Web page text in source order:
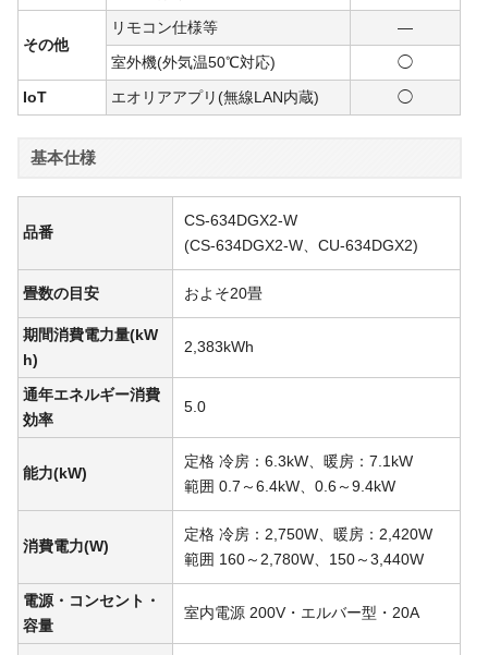
その他
リモコン仕様等
―
室外機(外気温50℃対応)
◯
IoT
エオリアアプリ(無線LAN内蔵) ◯
基本仕様
品番
CS-634DGX2-W
(CS-634DGX2-W、CU-634DGX2)
畳数の目安 およそ20畳
期間消費電力量(kW
h)
2,383kWh
通年エネルギー消費
効率
5.0
能力(kW)
定格 冷房：6.3kW、暖房：7.1kW
範囲 0.7～6.4kW、0.6～9.4kW
消費電力(W)
定格 冷房：2,750W、暖房：2,420W
範囲 160～2,780W、150～3,440W
電源・コンセント・
容量
室内電源 200V・エルバー型・20A